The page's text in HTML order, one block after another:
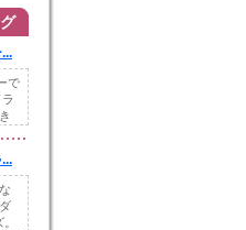
で